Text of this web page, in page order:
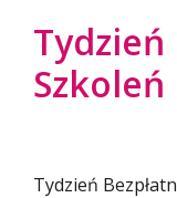
Gliwice
Cieszyn
Jaworzno
Tydzień
Tydzień